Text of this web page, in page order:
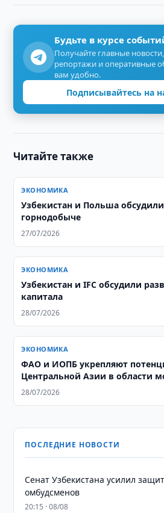
Будьте в курсе
Получайте главные
репортажи и оперативные
вам удобно.
Подписывайтесь на
Читайте также
ЭКОНОМИКА
Узбекистан и Польша
горнодобыче
27/07/2026
ЭКОНОМИКА
Узбекистан и IFC обсудили
капитала
28/07/2026
ЭКОНОМИКА
ФАО и ИОПБ укрепляют
Центральной Азии в области
саранчовых
28/07/2026
ПОСЛЕДНИЕ НОВОСТИ
Сенат Узбекистана усилил
омбудсменов
20:15 · 08/08